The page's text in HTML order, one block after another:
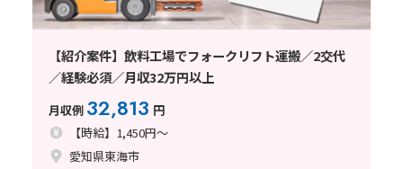
【紹介案件】飲料工場でフォークリフト運搬／2交代
／経験必須／月収32万円以上
月収例 32,813 円
【時給】1,450円～
愛知県東海市